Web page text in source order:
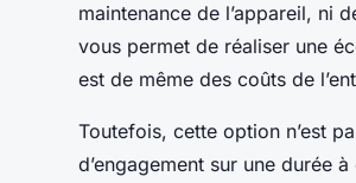
maintenance de l’appareil, ni
vous permet de réaliser une
est de même des coûts de
Toutefois, cette option n’est
d’engagement sur une durée